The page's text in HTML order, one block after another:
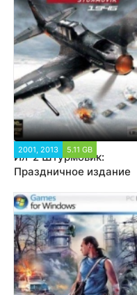
2001, 2013 5.11 GB
Ил-2 Штурмовик:
Праздничное издание